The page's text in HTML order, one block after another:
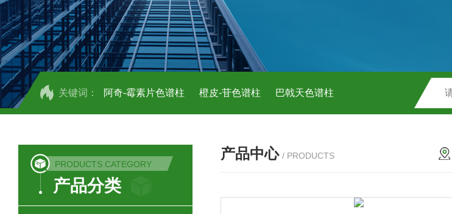
关键词： 阿奇-霉素片色谱柱 橙皮-苷色谱柱 巴戟天色谱柱
COSMOSIL 1.8PBr五溴苯基色谱柱 COSMOSIL 1.8PBr色谱柱
菟丝子 柠檬黄色谱柱
PRODUCTS CATEGORY
产品分类
产品中心 / PRODUCTS